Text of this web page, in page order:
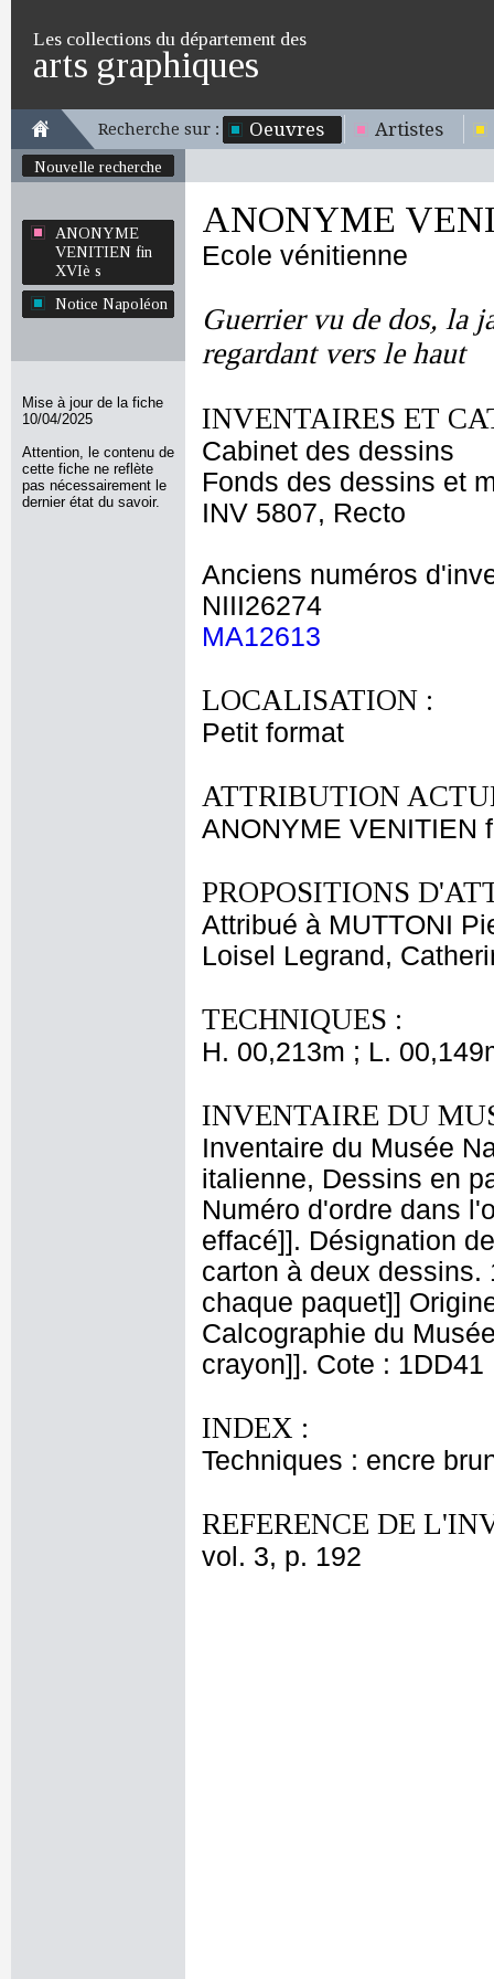
Les collections du département des
arts graphiques
Recherche sur : Oeuvres Artistes
Nouvelle recherche
ANONYME
VENITIEN fin
XVIè s
Notice Napoléon
Mise à jour de la fiche
10/04/2025
Attention, le contenu de
cette fiche ne reflète
pas nécessairement le
dernier état du savoir.
ANONYME
Ecole vénitienne
Guerrier vu de dos, la
regardant vers le haut
INVENTAIRES ET
Cabinet des dessins
Fonds des dessins et
INV 5807, Recto
Anciens numéros
NIII26274
MA12613
LOCALISATION :
Petit format
ATTRIBUTION
ANONYME VENITIEN
PROPOSITIONS
Attribué à MUTTONI
Loisel Legrand,
TECHNIQUES :
H. 00,213m ; L.
INVENTAIRE DU
Inventaire du Musée
italienne, Dessins en
Numéro d'ordre dans
effacé]]. Désignation
carton à deux dessins.
chaque paquet]]
Calcographie du
crayon]]. Cote : 1DD41
INDEX :
Techniques : encre
REFERENCE DE
vol. 3, p. 192